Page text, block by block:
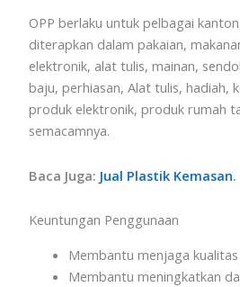
OPP berlaku untuk pelbagai
diterapkan dalam pakaian,
elektronik, alat tulis, mainan,
baju, perhiasan, Alat tulis, hadiah,
produk elektronik, produk rumah
semacamnya.
Baca Juga: Jual Plastik Kemasan.
Keuntungan Penggunaan
Membantu menjaga
Membantu meningkatkan